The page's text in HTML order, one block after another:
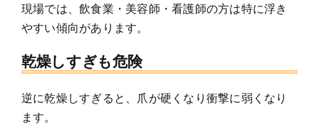
現場では、飲食業・美容師・看護師の方は特に浮き
やすい傾向があります。
乾燥しすぎも危険
逆に乾燥しすぎると、爪が硬くなり衝撃に弱くなり
ます。